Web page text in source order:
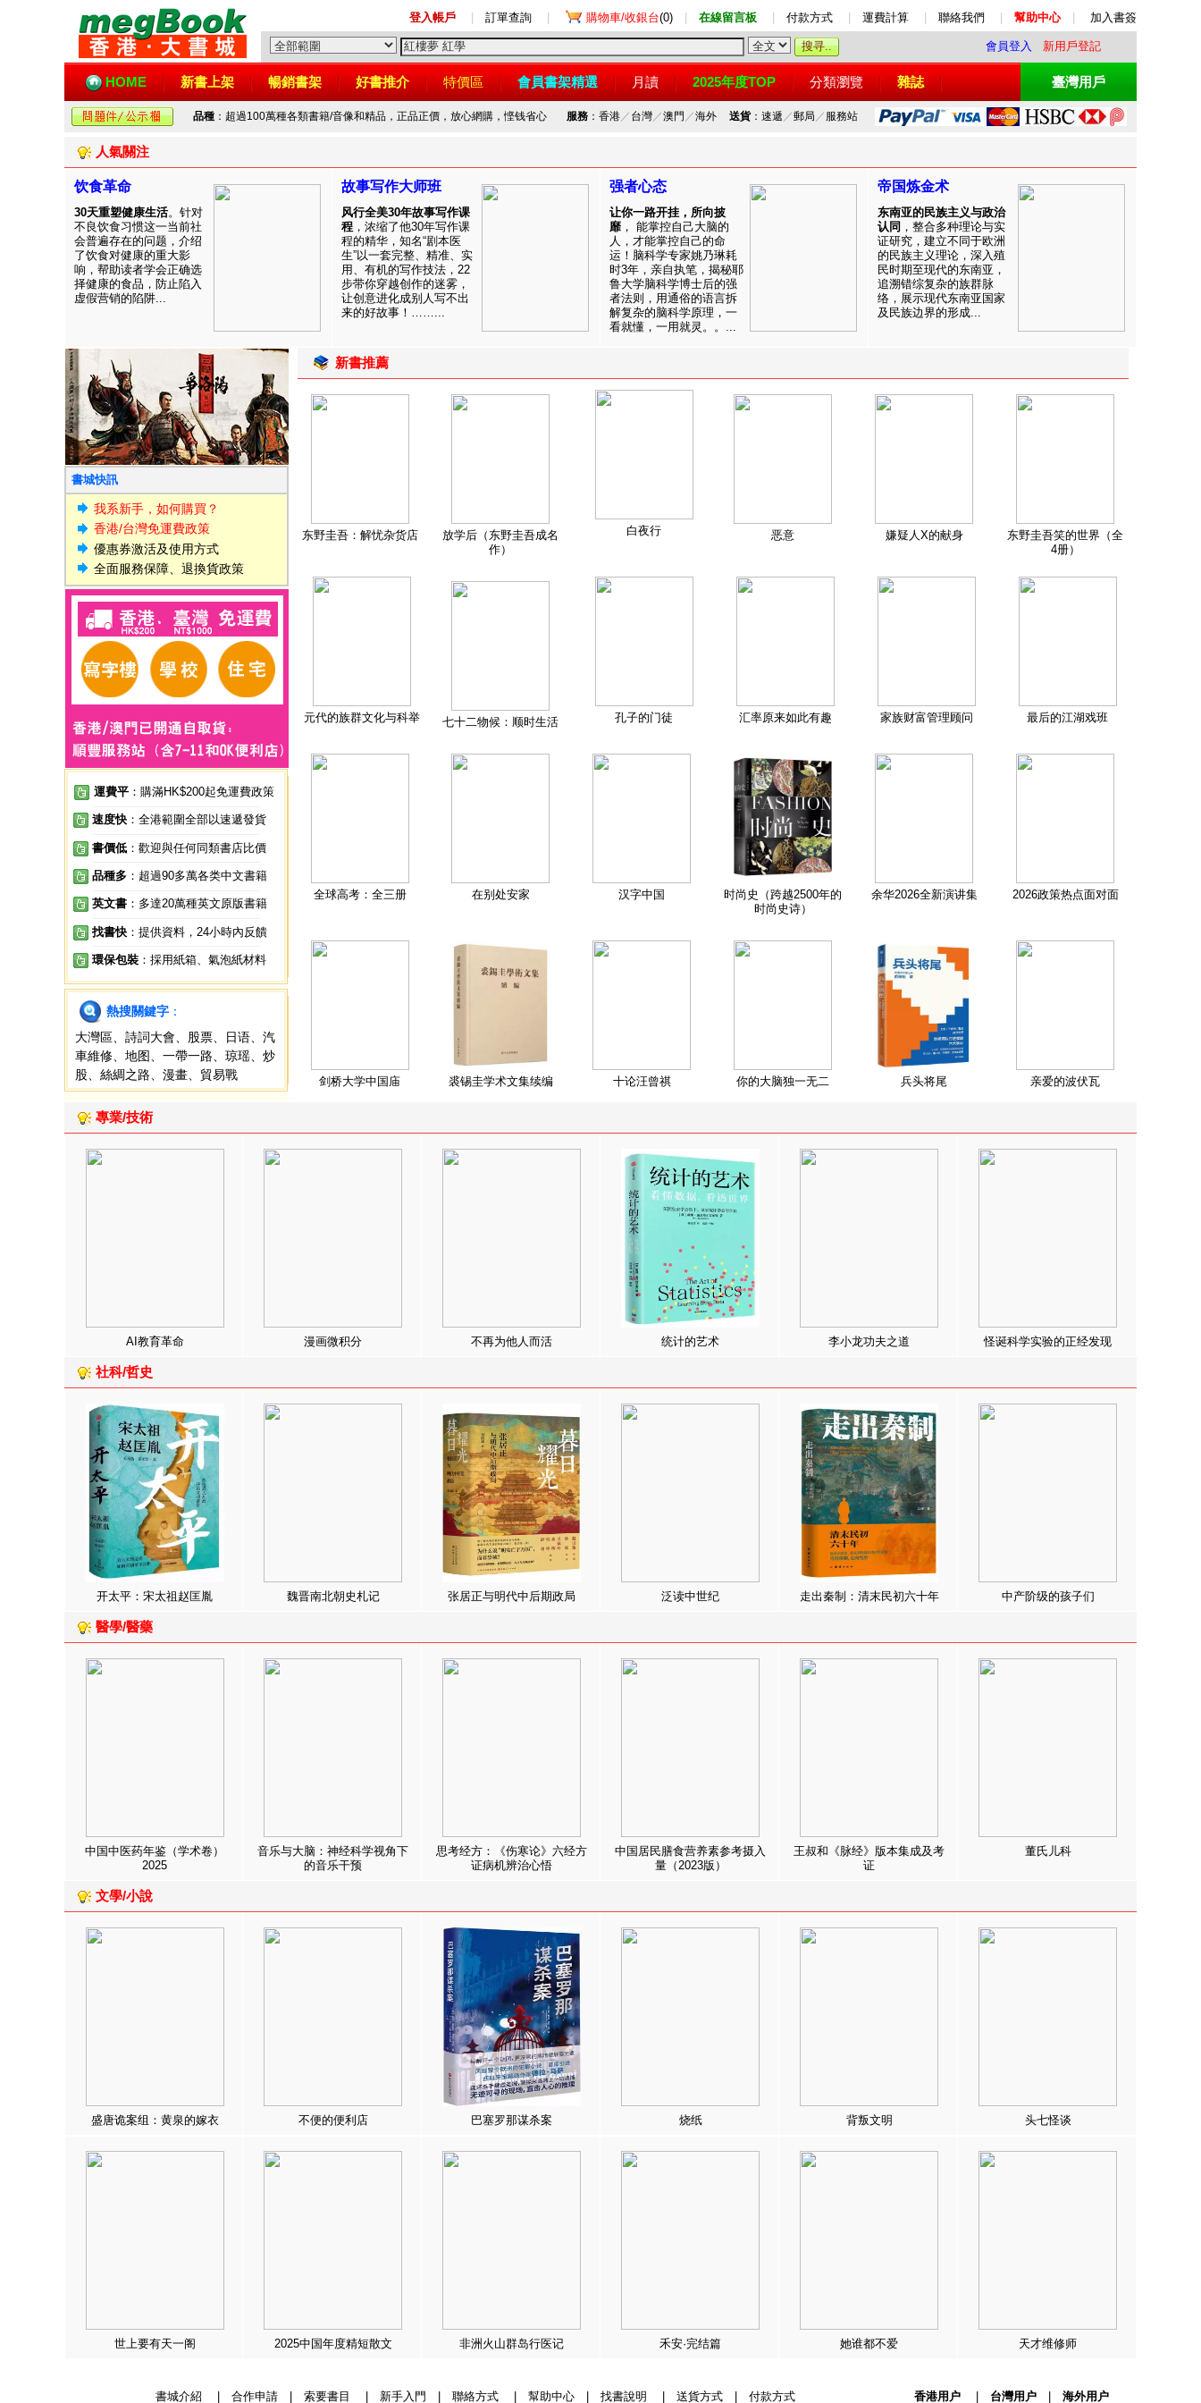
登入帳戶 訂單查詢 購物車/收銀台(0) 在線留言板 付款方式 運費計算 聯絡我們 幫助中心 加入書簽
會員登入 新用戶登記
HOME 新書上架 暢銷書架 好書推介 特價區 會員書架精選 月讀 2025年度TOP 分類瀏覽 雜誌 臺灣用戶
品種 ：超過100萬種各類書籍/音像和精品，正品正價，放心網購，悭钱省心 服務：香港／ 台灣／澳門 ／海外 送貨：速遞 ／郵局 ／ 服務站
人氣關注
饮食革命
30天重塑健康生活。针对
不良饮食习惯这一当前社
会普遍存在的问题，介绍
了饮食对健康的重大影
响，帮助读者学会正确选
择健康的食品，防止陷入
虚假营销的陷阱...
故事写作大师班
风行全美30年故事写作课
程 ，浓缩了他30年写作课
程的精华，知名“剧本医
生”以一套完整、精准、实
用、有机的写作技法，22
步带你穿越创作的迷雾，
让创意进化成别人写不出
来的好故事！……...
强者心态
让你一路开挂，所向披
靡 ， 能掌控自己大脑的
人，才能掌控自己的命
运！脑科学专家姚乃琳耗
时3年，亲自执笔，揭秘耶
鲁大学脑科学博士后的强
者法则，用通俗的语言拆
解复杂的脑科学原理，一
看就懂，一用就灵。。...
帝国炼金术
东南亚的民族主义与政治
认同 ，整合多种理论与实
证研究，建立不同于欧洲
的民族主义理论，深入殖
民时期至现代的东南亚，
追溯错综复杂的族群脉
络，展示现代东南亚国家
及民族边界的形成...
書城快訊
我系新手，如何購買？
香港/台灣免運費政策
優惠券激活及使用方式
全面服務保障、退換貨政策
運費平 ：購滿HK$200起免運費政策
速度快 ：全港範圍全部以速遞發貨
書價低 ：歡迎與任何同類書店比價
品種多 ：超過90多萬各类中文書籍
英文書 ：多達20萬種英文原版書籍
找書快 ：提供資料，24小時內反饋
環保包裝 ：採用紙箱、氣泡紙材料
熱搜關鍵字 ：
大灣區
詩詞大會 股票 日语
汽
車維修
地图 一帶一路 琼瑶
炒
股
絲綢之路 漫畫 貿易戰
新書推薦
东野圭吾：解忧杂货店
放学后（东野圭吾成名
作）
白夜行 恶意 嫌疑人X的献身
东野圭吾笑的世界（全
4册）
元代的族群文化与科举 七十二物候：顺时生活 孔子的门徒 汇率原来如此有趣 家族财富管理顾问 最后的江湖戏班
全球高考：全三册 在别处安家 汉字中国
时尚史（跨越2500年的
时尚史诗）
余华2026全新演讲集 2026政策热点面对面
剑桥大学中国庙 裘锡圭学术文集续编 十论汪曾祺 你的大脑独一无二 兵头将尾 亲爱的波伏瓦
專業/技術
AI教育革命 漫画微积分 不再为他人而活 统计的艺术 李小龙功夫之道 怪诞科学实验的正经发现
社科/哲史
开太平：宋太祖赵匡胤 魏晋南北朝史札记 张居正与明代中后期政局 泛读中世纪 走出秦制：清末民初六十年 中产阶级的孩子们
醫學/醫藥
中国中医药年鉴（学术卷）
2025
音乐与大脑：神经科学视角下
的音乐干预
思考经方：《伤寒论》六经方
证病机辨治心悟
中国居民膳食营养素参考摄入
量（2023版）
王叔和《脉经》版本集成及考
证
董氏儿科
文學/小說
盛唐诡案组：黄泉的嫁衣 不便的便利店 巴塞罗那谋杀案 烧纸 背叛文明 头七怪谈
世上要有天一阁 2025中国年度精短散文 非洲火山群岛行医记 禾安·完结篇 她谁都不爱 天才维修师
書城介紹 合作申請| 索要書目 新手入門 聯絡方式| 幫助中心| 找書說明 送貨方式| 付款方式 香港用户| 台灣用户| 海外用户